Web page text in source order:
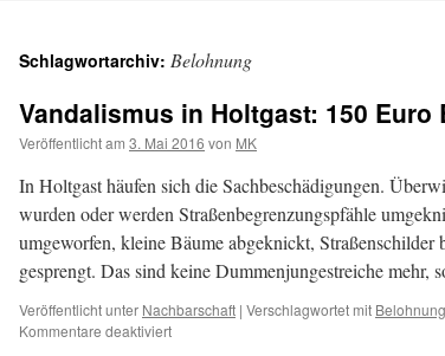
Schlagwortarchiv: Belohnung
Vandalismus in Holtgast: 150 Euro
Veröffentlicht am 3. Mai 2016 von MK
In Holtgast häufen sich die Sachbeschädigungen.
wurden oder werden Straßenbegrenzungspfähle
umgeworfen, kleine Bäume abgeknickt,
gesprengt. Das sind keine Dummenjungestreiche
Veröffentlicht unter Nachbarschaft | Verschlagwortet mit Belohnung
Kommentare deaktiviertfür